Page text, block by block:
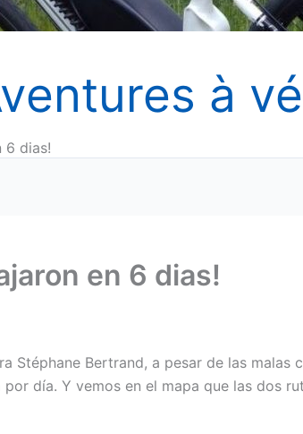
à
6 dias!
en 6 dias!
Stéphane Bertrand, a pesar de las malas
día. Y vemos en el mapa que las dos